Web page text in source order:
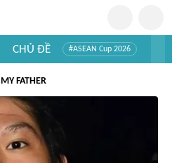
CHỦ ĐỀ #ASEAN Cup 2026
FATHER